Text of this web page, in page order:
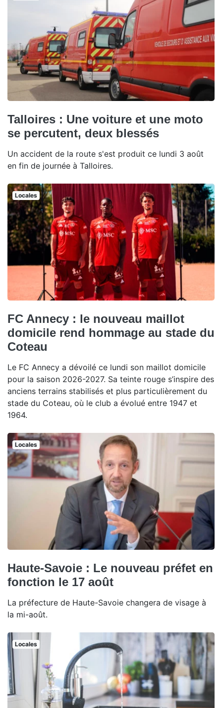
Talloires : Une voiture et une moto
se percutent, deux blessés
Un accident de la route s'est produit ce lundi 3 août
en fin de journée à Talloires.
Locales
FC Annecy : le nouveau maillot
domicile rend hommage au stade du
Coteau
Le FC Annecy a dévoilé ce lundi son maillot domicile
pour la saison 2026-2027. Sa teinte rouge s’inspire des
anciens terrains stabilisés et plus particulièrement du
stade du Coteau, où le club a évolué entre 1947 et
1964.
Locales
Haute-Savoie : Le nouveau préfet en
fonction le 17 août
La préfecture de Haute-Savoie changera de visage à
la mi-août.
Locales